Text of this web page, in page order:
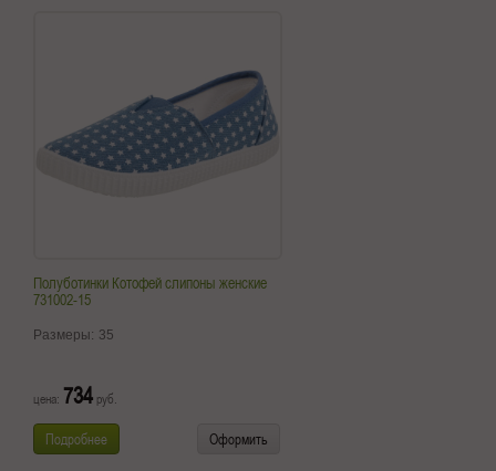
Полуботинки Котофей слипоны женские
731002-15
Размеры: 35
цена: 734 руб.
Подробнее Оформить